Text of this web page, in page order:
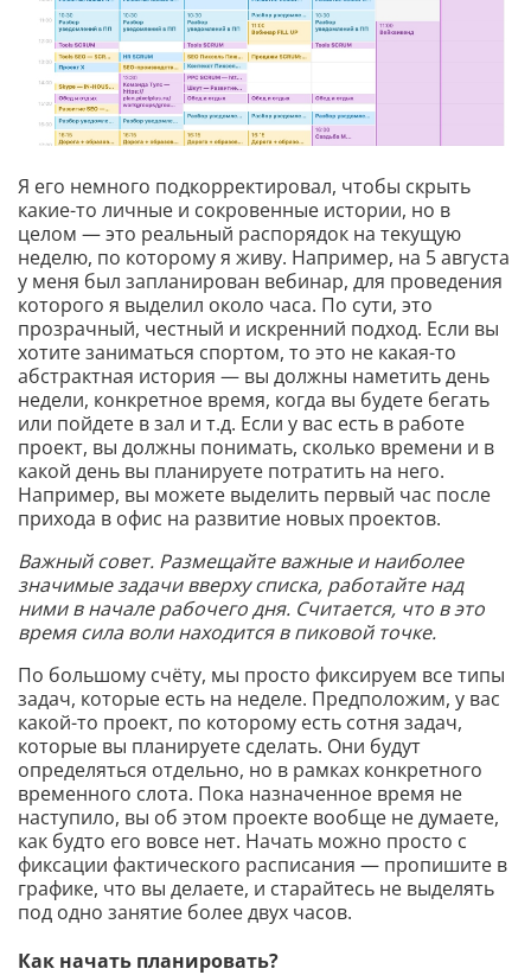
Я его немного подкорректировал, чтобы скрыть
какие-то личные и сокровенные истории, но в
целом — это реальный распорядок на текущую
неделю, по которому я живу. Например, на 5 августа
у меня был запланирован вебинар, для проведения
которого я выделил около часа. По сути, это
прозрачный, честный и искренний подход. Если вы
хотите заниматься спортом, то это не какая-то
абстрактная история — вы должны наметить день
недели, конкретное время, когда вы будете бегать
или пойдете в зал и т.д. Если у вас есть в работе
проект, вы должны понимать, сколько времени и в
какой день вы планируете потратить на него.
Например, вы можете выделить первый час после
прихода в офис на развитие новых проектов.
Важный совет. Размещайте важные и наиболее
значимые задачи вверху списка, работайте над
ними в начале рабочего дня. Считается, что в это
время сила воли находится в пиковой точке.
По большому счёту, мы просто фиксируем все типы
задач, которые есть на неделе. Предположим, у вас
какой-то проект, по которому есть сотня задач,
которые вы планируете сделать. Они будут
определяться отдельно, но в рамках конкретного
временного слота. Пока назначенное время не
наступило, вы об этом проекте вообще не думаете,
как будто его вовсе нет. Начать можно просто с
фиксации фактического расписания — пропишите в
графике, что вы делаете, и старайтесь не выделять
под одно занятие более двух часов.
Как начать планировать?